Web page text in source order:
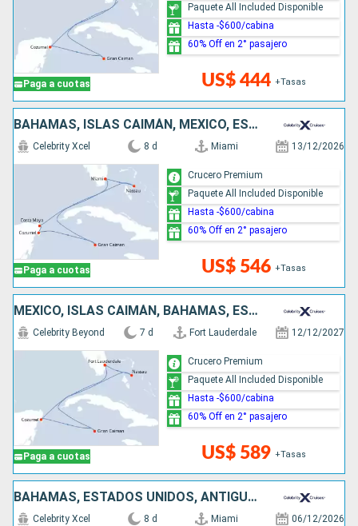
Paga a cuotas US$ 444 +Tasas
Paquete All Included Disponible
Hasta -$600/cabina
60% Off en 2° pasajero
BAHAMAS, ISLAS CAIMÁN, MÉXICO, ESTADOS UNIDOS
Paga a cuotas
Celebrity Xcel 8 d Miami 13/12/2026
US$ 546 +Tasas
Crucero Premium
Paquete All Included Disponible
Hasta -$600/cabina
60% Off en 2° pasajero
MÉXICO, ISLAS CAIMÁN, BAHAMAS, ESTADOS UNIDOS
Paga a cuotas
Celebrity Beyond 7 d Fort Lauderdale 12/12/2027
US$ 589 +Tasas
Crucero Premium
Paquete All Included Disponible
Hasta -$600/cabina
60% Off en 2° pasajero
BAHAMAS, ESTADOS UNIDOS, ANTIGUA Y BARBUDA
Celebrity Xcel 8 d Miami 06/12/2026